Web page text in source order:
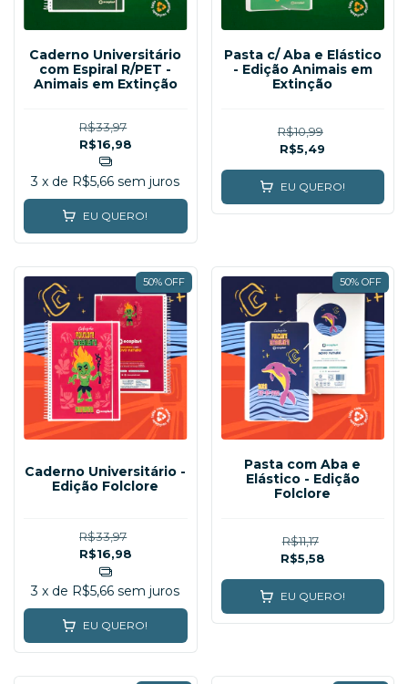
Caderno Universitário
com Espiral R/PET -
Animais em Extinção
R$33,97
R$16,98
3 x de R$5,66 sem juros
EU QUERO!
Pasta c/ Aba e Elástico
- Edição Animais em
Extinção
R$10,99
R$5,49
EU QUERO!
50% OFF
Caderno Universitário -
Edição Folclore
R$33,97
R$16,98
3 x de R$5,66 sem juros
EU QUERO!
50% OFF
Pasta com Aba e
Elástico - Edição
Folclore
R$11,17
R$5,58
EU QUERO!